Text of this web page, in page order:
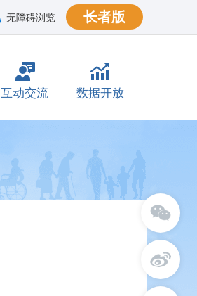
长者版
无障碍浏览
互动交流 数据开放